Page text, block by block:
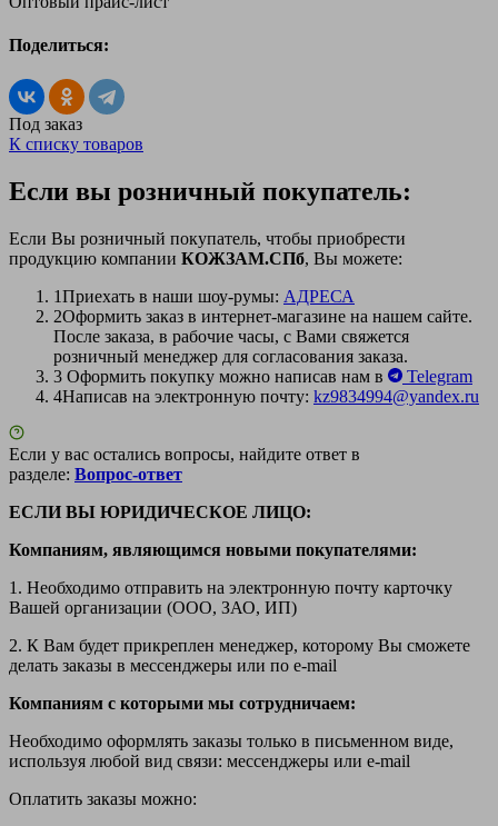
Поделиться:
Под заказ
К списку товаров
Если вы розничный покупатель:
Если Вы розничный покупатель, чтобы приобрести
продукцию компании КОЖЗАМ.СПб, Вы можете:
1Приехать в наши шоу-румы: АДРЕСА
2Оформить заказ в интернет-магазине на нашем сайте.
После заказа, в рабочие часы, с Вами свяжется
розничный менеджер для согласования заказа.
3 Оформить покупку можно написав нам в
Telegram
4Написав на электронную почту: kz9834994@yandex.ru
Если у вас остались вопросы, найдите ответ в
разделе: Вопрос-ответ
ЕСЛИ ВЫ ЮРИДИЧЕСКОЕ ЛИЦО:
Компаниям, являющимся новыми покупателями:
1. Необходимо отправить на электронную почту карточку
Вашей организации (ООО, ЗАО, ИП)
2. К Вам будет прикреплен менеджер, которому Вы сможете
делать заказы в мессенджеры или по e-mail
Компаниям с которыми мы сотрудничаем:
Необходимо оформлять заказы только в письменном виде,
используя любой вид связи: мессенджеры или e-mail
Оплатить заказы можно: